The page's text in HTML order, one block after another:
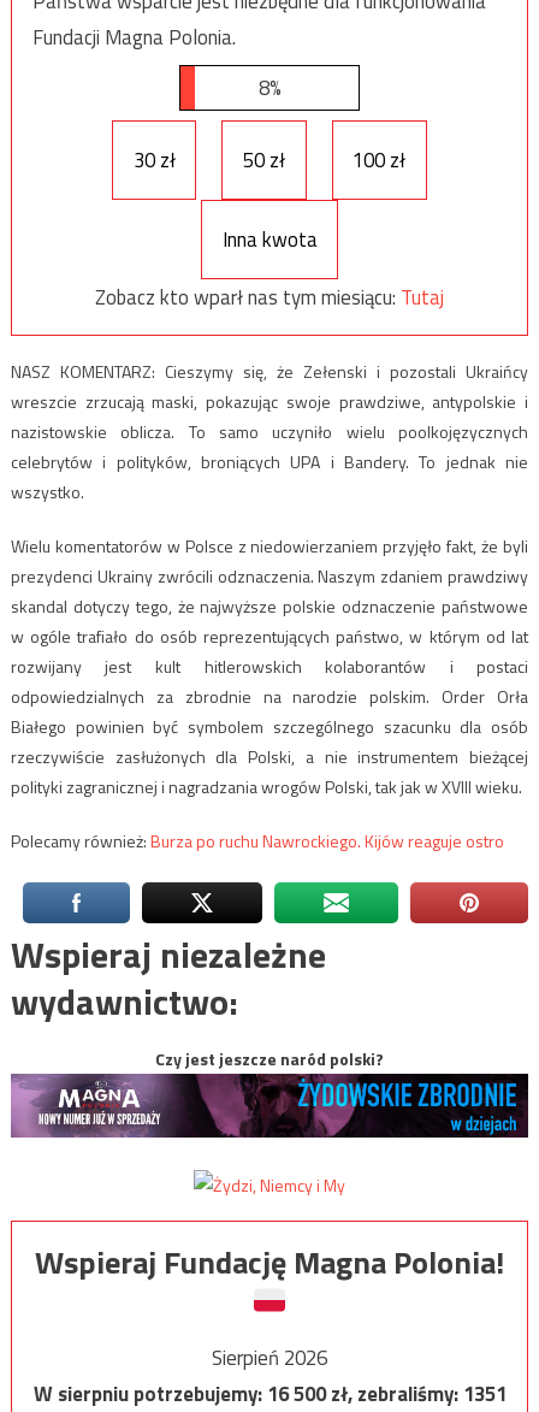
Fundacji Magna Polonia.
8%
30 zł 50 zł 100 zł
Inna kwota
Zobacz kto wparł nas tym miesiącu: Tutaj
NASZ KOMENTARZ: Cieszymy się, że Zełenski i pozostali Ukraińcy
wreszcie zrzucają maski, pokazując swoje prawdziwe, antypolskie i
nazistowskie oblicza. To samo uczyniło wielu poolkojęzycznych
celebrytów i polityków, broniących UPA i Bandery. To jednak nie
wszystko.
Wielu komentatorów w Polsce z niedowierzaniem przyjęło fakt, że byli
prezydenci Ukrainy zwrócili odznaczenia. Naszym zdaniem prawdziwy
skandal dotyczy tego, że najwyższe polskie odznaczenie państwowe
w ogóle trafiało do osób reprezentujących państwo, w którym od lat
rozwijany jest kult hitlerowskich kolaborantów i postaci
odpowiedzialnych za zbrodnie na narodzie polskim. Order Orła
Białego powinien być symbolem szczególnego szacunku dla osób
rzeczywiście zasłużonych dla Polski, a nie instrumentem bieżącej
polityki zagranicznej i nagradzania wrogów Polski, tak jak w XVIII wieku.
Polecamy również:Burza po ruchu Nawrockiego. Kijów reaguje ostro
Wspieraj niezależne
wydawnictwo:
Czy jest jeszcze naród polski?
Wspieraj Fundację Magna Polonia!
Sierpień 2026
W sierpniu potrzebujemy:16 500zł, zebraliśmy:1351